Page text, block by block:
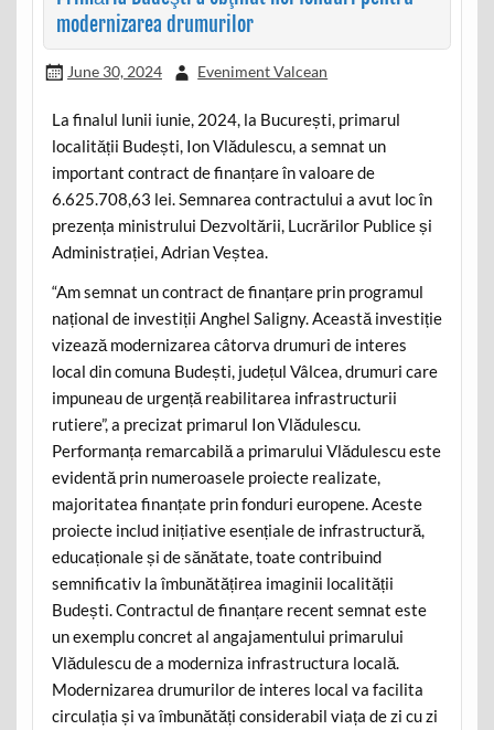
modernizarea drumurilor
June 30, 2024 Eveniment Valcean
La finalul lunii iunie, 2024, la București, primarul
localității Budești, Ion Vlădulescu, a semnat un
important contract de finanțare în valoare de
6.625.708,63 lei. Semnarea contractului a avut loc în
prezența ministrului Dezvoltării, Lucrărilor Publice și
Administrației, Adrian Veștea.
“Am semnat un contract de finanțare prin programul
național de investiții Anghel Saligny. Această investiție
vizează modernizarea câtorva drumuri de interes
local din comuna Budești, județul Vâlcea, drumuri care
impuneau de urgență reabilitarea infrastructurii
rutiere”, a precizat primarul Ion Vlădulescu.
Performanța remarcabilă a primarului Vlădulescu este
evidentă prin numeroasele proiecte realizate,
majoritatea finanțate prin fonduri europene. Aceste
proiecte includ inițiative esențiale de infrastructură,
educaționale și de sănătate, toate contribuind
semnificativ la îmbunătățirea imaginii localității
Budești. Contractul de finanțare recent semnat este
un exemplu concret al angajamentului primarului
Vlădulescu de a moderniza infrastructura locală.
Modernizarea drumurilor de interes local va facilita
circulația și va îmbunătăți considerabil viața de zi cu zi